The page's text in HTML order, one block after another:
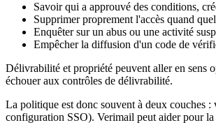
Savoir qui a approuvé des conditions,
Supprimer proprement l'accès quand
Enquêter sur un abus ou une activité
Empêcher la diffusion d'un code de
Délivrabilité et propriété peuvent aller en sens
échouer aux contrôles de délivrabilité.
La politique est donc souvent à deux couches
configuration SSO). Verimail peut aider pour